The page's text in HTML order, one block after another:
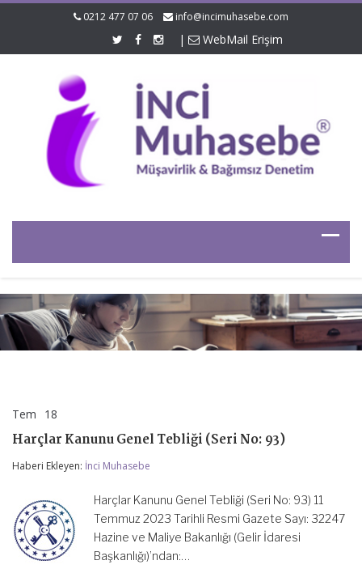
0212 477 07 06 info@incimuhasebe.com
| WebMail Erişim
Tem 18
Genel
(Seri
Harçlar Kanunu Genel Tebliği (Seri No: 93)
Haberi Ekleyen: İnci Muhasebe
Harçlar Kanunu Genel Tebliği (Seri No: 93) 11
Temmuz 2023 Tarihli Resmi Gazete Sayı: 32247
Hazine ve Maliye Bakanlığı (Gelir İdaresi
Başkanlığı)’ndan:…